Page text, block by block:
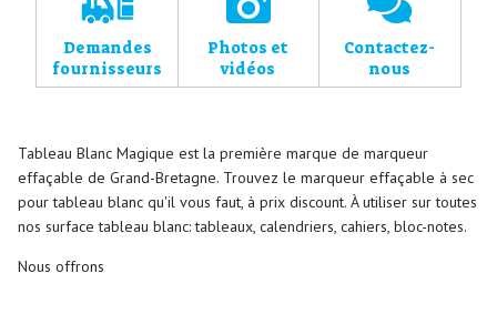
Demandes
fournisseurs
Photos et
vidéos
Contactez-
nous
Tableau Blanc Magique est la première marque de marqueur
effaçable de Grand-Bretagne. Trouvez le marqueur effaçable à sec
pour tableau blanc qu'il vous faut, à prix discount. À utiliser sur toutes
nos surface tableau blanc: tableaux, calendriers, cahiers, bloc-notes.
Nous offrons